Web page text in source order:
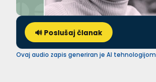
🔊 Poslušaj članak
Ovaj audio zapis generiran je AI tehnologijom